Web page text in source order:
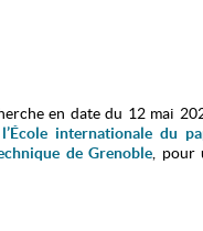
en date du 12 mai
internationale du
de Grenoble ,